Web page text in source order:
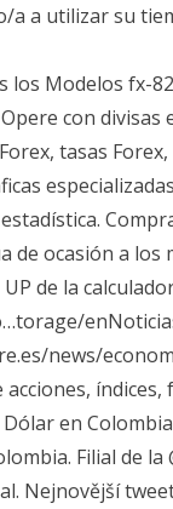
a a utilizar su
los Modelos fx-
con divisas
tasas Forex,
de ocasión a los
de la
news/
en Colombia
Filial de la
Nejnovější